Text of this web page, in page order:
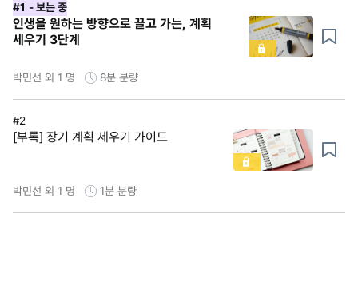
#1 - 보는 중
인생을 원하는 방향으로 끌고 가는, 계획
세우기 3단계
박민선 외 1 명 8분 분량
#2
[부록] 장기 계획 세우기 가이드
박민선 외 1 명 1분 분량